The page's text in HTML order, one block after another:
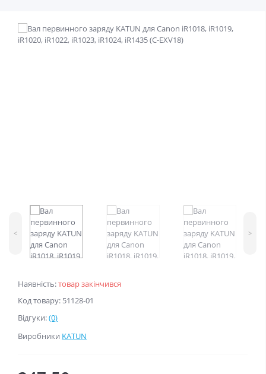
Наявність:товар закінчився
Код товару: 51128-01
Відгуки:(0)
Виробники KATUN
< >